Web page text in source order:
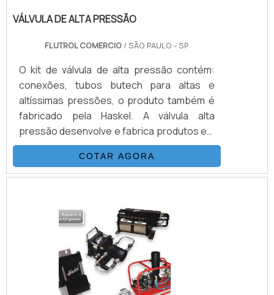
VÁLVULA DE ALTA PRESSÃO
FLUTROL COMERCIO / SÃO PAULO - SP
O kit de válvula de alta pressão contém:
conexões, tubos butech para altas e
altíssimas pressões, o produto também é
fabricado pela Haskel. A válvula alta
pressão desenvolve e fabrica produtos em
aço inoxidável, monel e hasteloy, os
principais itens da válvula são válvulas
esfera, agulha, retenção, tubos de
equipamentos sub-sea, como válvulas
atuadas e conexões.INFORMAÇÕES
BÁSICAS SOBRE O PRODUTOA válvula
agulha é revestido em aço inox com bitolas
COTAR AGORA